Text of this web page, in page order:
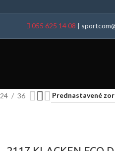
055 625 14 08 |
24 36